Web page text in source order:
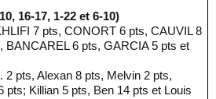
16-17, 1-22 et 6-10)
7 pts, CONORT 6 pts, CAUVIL 8
BANCAREL 6 pts, GARCIA 5 pts et
2 pts, Alexan 8 pts, Melvin 2 pts,
pts; Killian 5 pts, Ben 14 pts et Louis